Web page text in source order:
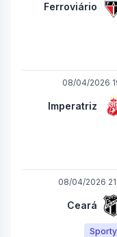
Ferroviário
08/04/2026
Imperatriz
08/04/2026
Ceará